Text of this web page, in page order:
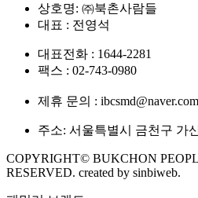
상호명: ㈜북촌사람들
대표 : 전영석
대표전화 : 1644-2281
팩스 : 02-743-0980
제휴 문의 : ibcsmd@naver.com
주소: 서울특별시 금천구 가
COPYRIGHT© BUKCHON
RESERVED. created by sinbiweb.